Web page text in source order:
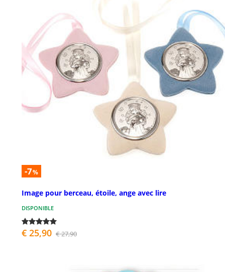
-7%
Image pour berceau, étoile, ange avec lire
DISPONIBLE
€ 25,90 € 27,90